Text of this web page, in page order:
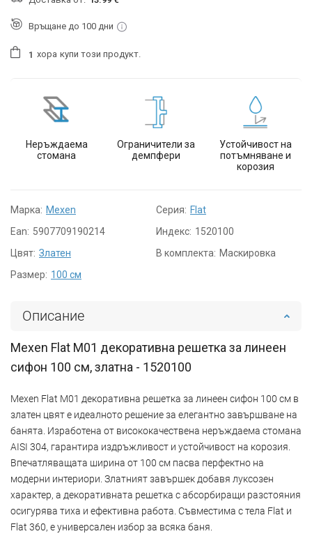
Връщане до 100 дни
1 хора купи този продукт.
Неръждаема
стомана
Ограничители за
демпфери
Устойчивост на
потъмняване и
корозия
Марка: Mexen Серия: Flat
Ean: 5907709190214 Индекс: 1520100
Цвят: Златен В комплекта: Маскировка
Размер: 100 см
Описание
Mexen Flat M01 декоративна решетка за линеен
сифон 100 см, златна - 1520100
Mexen Flat M01 декоративна решетка за линеен сифон 100 см в
златен цвят е идеалното решение за елегантно завършване на
банята. Изработена от висококачествена неръждаема стомана
AISI 304, гарантира издръжливост и устойчивост на корозия.
Впечатляващата ширина от 100 см пасва перфектно на
модерни интериори. Златният завършек добавя луксозен
характер, а декоративната решетка с абсорбиращи разстояния
осигурява тиха и ефективна работа. Съвместима с тела Flat и
Flat 360, е универсален избор за всяка баня.